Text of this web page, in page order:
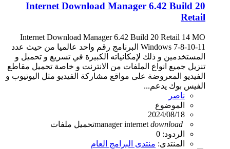
Internet Download Manager 6.42 Build 20
Retail
Internet Download Manager 6.42 Build 20 Retail 14 MO
Windows 7-8-10-11 البرنامج رقم واحد عالميا من حيث عدد
المستخدمين و ذلك لإمكانياته الكبيرة في تسريع و تحميل و
تنزيل جميع انواع الملفات من الانترنت و خاصة تحميل مقاطع
الفيديو المعروضة على مواقع مشاركة الفيديو مثل اليوتيوب و
الفيس بوك يدعم...
ناصر
الموضوع
2024/08/18
download
internet
managerتحميل ملفات
الردود: 0
المنتدى: منتدى البرامج العام